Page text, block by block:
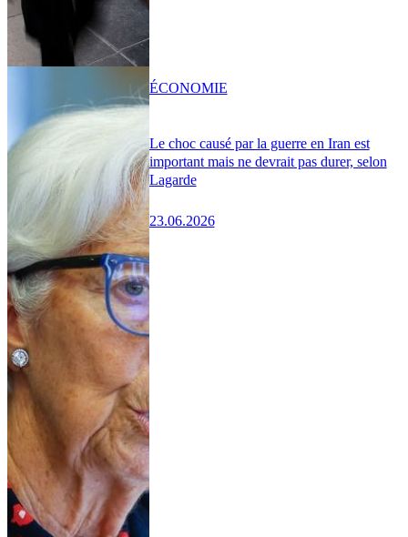
Le choc causé par la guerre en Iran est
important mais ne devrait pas durer, selon
Lagarde
23.06.2026
ÉCONOMIE